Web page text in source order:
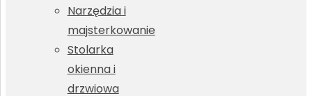
Narzędzia i
majsterkowanie
Stolarka
okienna i
drzwiowa